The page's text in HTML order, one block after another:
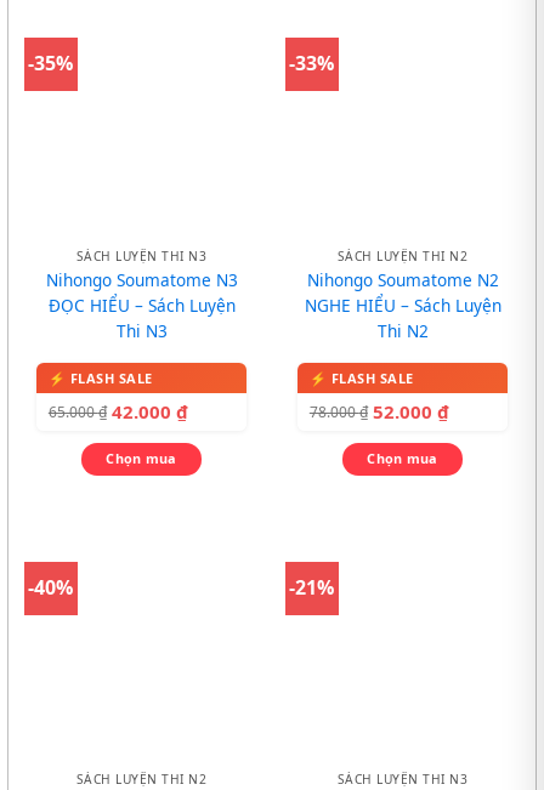
-35%
SÁCH LUYỆN THI N3
Nihongo Soumatome N3
ĐỌC HIỂU – Sách Luyện
Thi N3
65.000₫ 42.000 ₫
Chọn mua
-33%
SÁCH LUYỆN THI N2
Nihongo Soumatome N2
NGHE HIỂU – Sách Luyện
Thi N2
78.000₫ 52.000 ₫
Chọn mua
-40%
SÁCH LUYỆN THI N2
-21%
SÁCH LUYỆN THI N3